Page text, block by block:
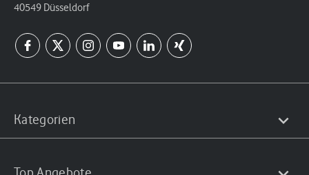
40549 Düsseldorf
Kategorien